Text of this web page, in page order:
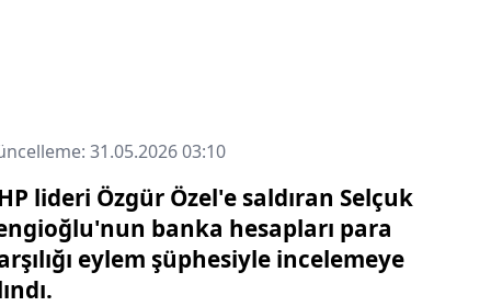
31.05.2026 03:10
lideri Özgür Özel'e saldıran Selçuk
banka hesapları para
eylem şüphesiyle incelemeye